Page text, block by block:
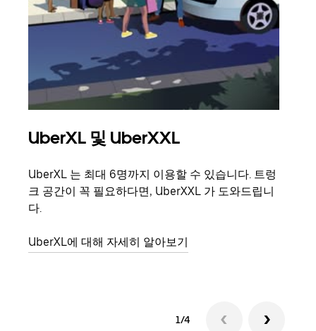
UberXL 및 UberXXL
UberXL 는 최대 6명까지 이용할 수 있습니다. 트렁
크 공간이 꼭 필요하다면, UberXXL 가 도와드립니
다.
UberXL에 대해 자세히 알아보기
1/4